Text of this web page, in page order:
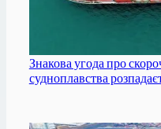
Знакова угода про
судноплавства